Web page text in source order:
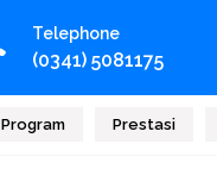
Telephone
(0341) 5081175
Program Prestasi